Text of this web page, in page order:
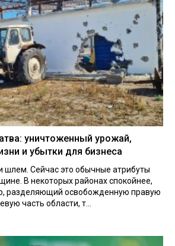
уничтоженный урожай,
и убытки для бизнеса
шлем. Сейчас это обычные атрибуты
В некоторых районах спокойнее,
разделяющий освобожденную правую
часть области, т...